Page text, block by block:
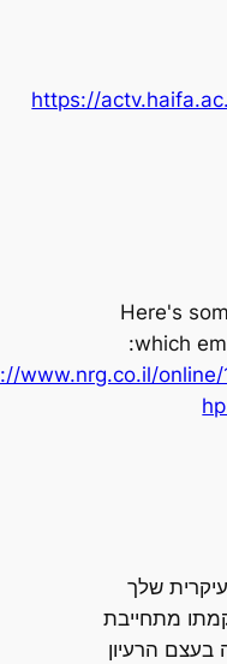
https://
https://www.nrg.co.il/
שלך
הרעיון